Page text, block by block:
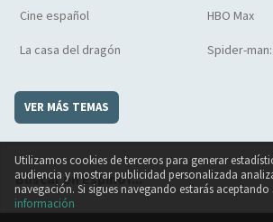
Cine español HBO Max
La casa del dragón Spider-
VER MÁS TEMAS
Utilizamos cookies de terceros para generar
audiencia y mostrar publicidad personalizada
navegación. Si sigues navegando estarás aceptando
información